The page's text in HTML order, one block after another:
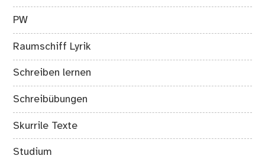
PW
Raumschiff Lyrik
Schreiben lernen
Schreibübungen
Skurrile Texte
Studium